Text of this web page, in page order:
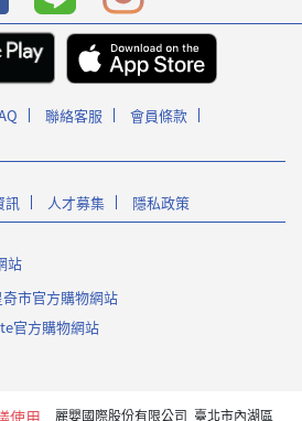
聯絡客服
會員條款
訊 人才募集 隱私政策
站
奇市官方購物網站
官方購物網站
使用 麗嬰國際股份有限公司 臺北市內湖區